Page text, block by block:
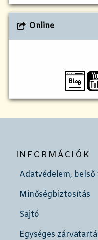
Online
INFORMÁCIÓK
Adatvédelem, belső
Minőségbiztosítás
Sajtó
Egységes